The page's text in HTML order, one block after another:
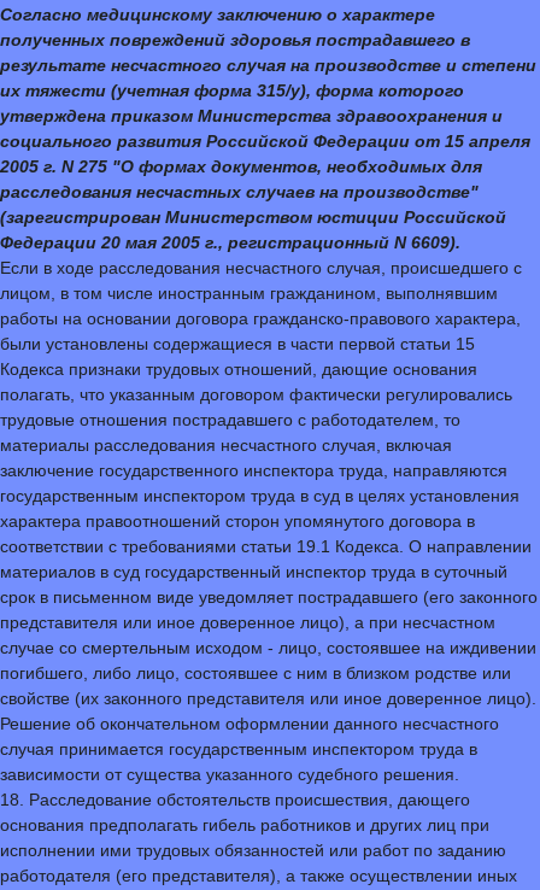
Согласно медицинскому заключению о характере
полученных повреждений здоровья пострадавшего в
результате несчастного случая на производстве и степени
их тяжести (учетная форма 315/у), форма которого
утверждена приказом Министерства здравоохранения и
социального развития Российской Федерации от 15 апреля
2005 г. N 275 "О формах документов, необходимых для
расследования несчастных случаев на производстве"
(зарегистрирован Министерством юстиции Российской
Федерации 20 мая 2005 г., регистрационный N 6609).
Если в ходе расследования несчастного случая, происшедшего с
лицом, в том числе иностранным гражданином, выполнявшим
работы на основании договора гражданско-правового характера,
были установлены содержащиеся в части первой статьи 15
Кодекса признаки трудовых отношений, дающие основания
полагать, что указанным договором фактически регулировались
трудовые отношения пострадавшего с работодателем, то
материалы расследования несчастного случая, включая
заключение государственного инспектора труда, направляются
государственным инспектором труда в суд в целях установления
характера правоотношений сторон упомянутого договора в
соответствии с требованиями статьи 19.1 Кодекса. О направлении
материалов в суд государственный инспектор труда в суточный
срок в письменном виде уведомляет пострадавшего (его законного
представителя или иное доверенное лицо), а при несчастном
случае со смертельным исходом - лицо, состоявшее на иждивении
погибшего, либо лицо, состоявшее с ним в близком родстве или
свойстве (их законного представителя или иное доверенное лицо).
Решение об окончательном оформлении данного несчастного
случая принимается государственным инспектором труда в
зависимости от существа указанного судебного решения.
18. Расследование обстоятельств происшествия, дающего
основания предполагать гибель работников и других лиц при
исполнении ими трудовых обязанностей или работ по заданию
работодателя (его представителя), а также осуществлении иных